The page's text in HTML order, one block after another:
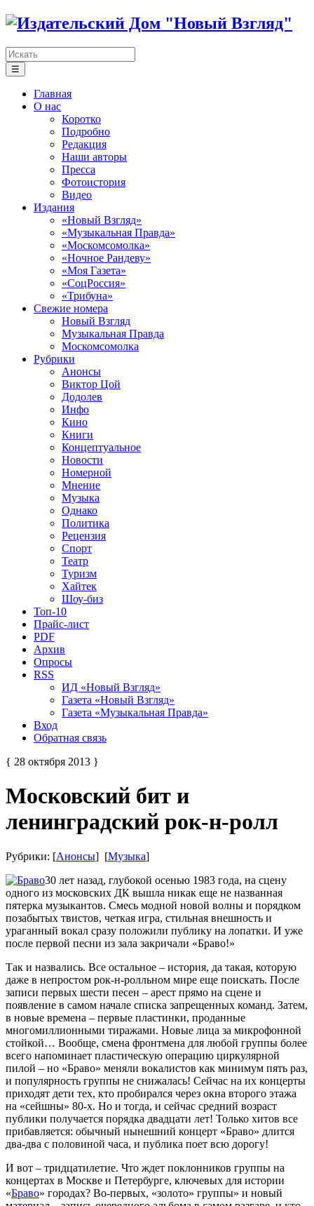
☰
Главная
О нас
Коротко
Подробно
Редакция
Наши авторы
Пресса
Фотоистория
Видео
Издания
«Новый Взгляд»
«Музыкальная Правда»
«Москомсомолка»
«Ночное Рандеву»
«Моя Газета»
«СоцРоссия»
«Трибуна»
Свежие номера
Новый Взгляд
Музыкальная Правда
Москомсомолка
Рубрики
Анонсы
Виктор Цой
Додолев
Инфо
Кино
Книги
Концептуальное
Новости
Номерной
Мнение
Музыка
Однако
Политика
Рецензия
Спорт
Театр
Туризм
Хайтек
Шоу-биз
Топ-10
Прайс-лист
PDF
Архив
Опросы
RSS
ИД «Новый Взгляд»
Газета «Новый Взгляд»
Газета «Музыкальная Правда»
Вход
Обратная связь
{ 28 октября 2013 }
Московский бит и
ленинградский рок-н-ролл
Рубрики: [Анонсы] [Музыка]
30 лет назад, глубокой осенью 1983 года, на сцену
одного из московских ДК вышла никак еще не названная
пятерка музыкантов. Смесь модной новой волны и порядком
позабытых твистов, четкая игра, стильная внешность и
ураганный вокал сразу положили публику на лопатки. И уже
после первой песни из зала закричали «Браво!»
Так и назвались. Все остальное – история, да такая, которую
даже в непростом рок-н-ролльном мире еще поискать. После
записи первых шести песен – арест прямо на сцене и
появление в самом начале списка запрещенных команд. Затем,
в новые времена – первые пластинки, проданные
многомиллионными тиражами. Новые лица за микрофонной
стойкой… Вообще, смена фронтмена для любой группы более
всего напоминает пластическую операцию циркулярной
пилой – но «Браво» меняли вокалистов как минимум пять раз,
и популярность группы не снижалась! Сейчас на их концерты
приходят дети тех, кто пробирался через окна второго этажа
на «сейшны» 80-х. Но и тогда, и сейчас средний возраст
публики получается порядка двадцати лет! Только хитов все
прибавляется: обычный нынешний концерт «Браво» длится
два-два с половиной часа, и публика поет всю дорогу!
И вот – тридцатилетие. Что ждет поклонников группы на
концертах в Москве и Петербурге, ключевых для истории
«Браво» городах? Во-первых, «золото» группы» и новый